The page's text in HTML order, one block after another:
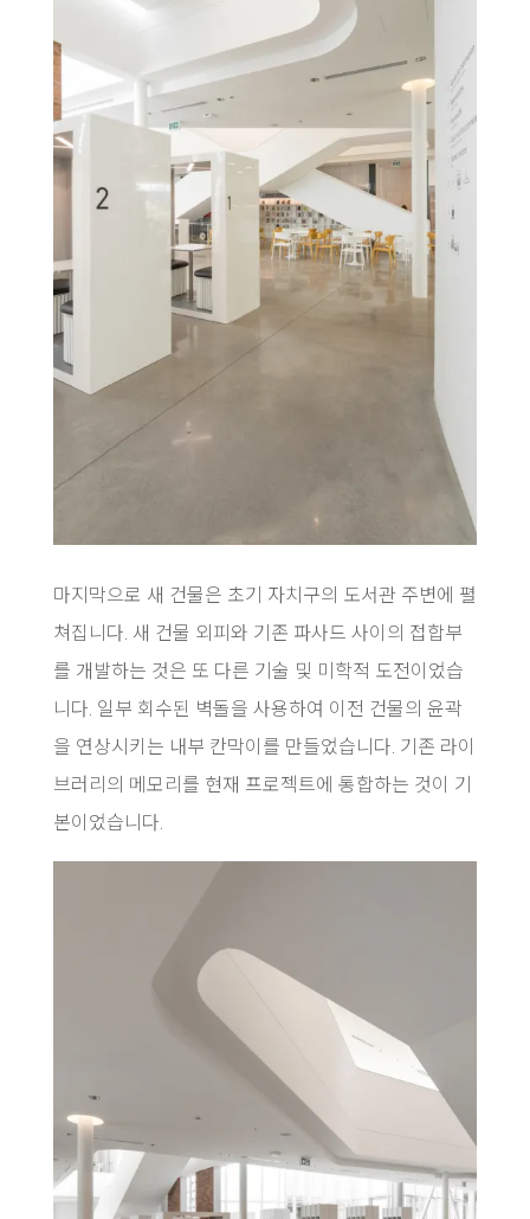
마지막으로 새 건물은 초기 자치구의 도서관 주변에 펼
쳐집니다. 새 건물 외피와 기존 파사드 사이의 접합부
를 개발하는 것은 또 다른 기술 및 미학적 도전이었습
니다. 일부 회수된 벽돌을 사용하여 이전 건물의 윤곽
을 연상시키는 내부 칸막이를 만들었습니다. 기존 라이
브러리의 메모리를 현재 프로젝트에 통합하는 것이 기
본이었습니다.